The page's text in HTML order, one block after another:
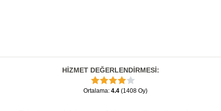
HİZMET DEĞERLENDİRMESİ:
Ortalama: 4.4 (1408 Oy)